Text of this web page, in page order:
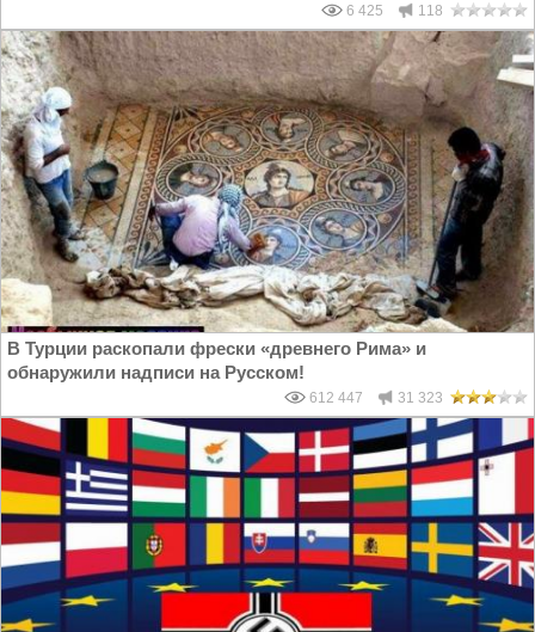
6 425 118
В Турции раскопали фрески «древнего Рима» и
обнаружили надписи на Русском!
612 447 31 323